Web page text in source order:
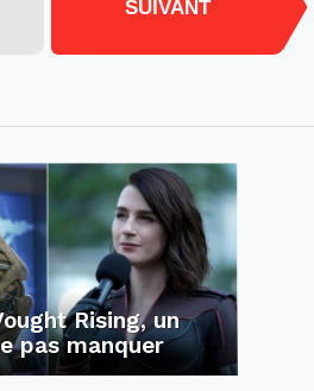
SUIVANT
Rising, un
pas manquer